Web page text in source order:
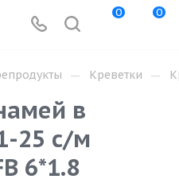
0 0
— Креветки —
в
25 с/м
6*1.8